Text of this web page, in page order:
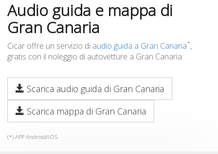
Audio guida e mappa di
Gran Canaria
Cicar offre un servizio di audio guida a Gran Canaria*,
gratis con il noleggio di autovetture a Gran Canaria.
Scarica audio guida di Gran Canaria
Scarica mappa di Gran Canaria
(*) APP Android/iOS